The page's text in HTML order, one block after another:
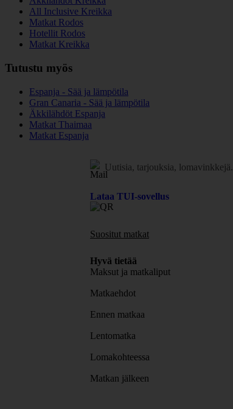
All Inclusive Kreikka
Matkat Rodos
Hotellit Rodos
Matkat Kreikka
Tutustu myös
Espanja - Sää ja lämpötila
Gran Canaria - Sää ja lämpötila
Äkkilähdöt Espanja
Matkat Thaimaa
Matkat Espanja
Uutisia, tarjouksia, lomavinkkejä.
Lataa TUI-sovellus
Suositut matkat
Hyvä tietää
Maksut ja matkaliput
Matkaehdot
Ennen matkaa
Lentomatka
Lomakohteessa
Matkan jälkeen